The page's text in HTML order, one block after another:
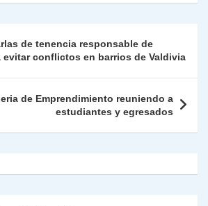
er e
n
y
n
k
l
l
de tenencia responsable de
evitar conflictos en barrios de Valdivia
de Emprendimiento reuniendo a
estudiantes y egresados